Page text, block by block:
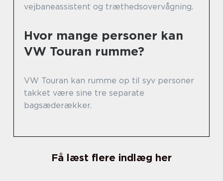
vejbaneassistent og træthedsovervågning.
Hvor mange personer kan
VW Touran rumme?
VW Touran kan rumme op til syv personer
takket være sine tre separate
bagsæderækker.
Få læst flere indlæg her